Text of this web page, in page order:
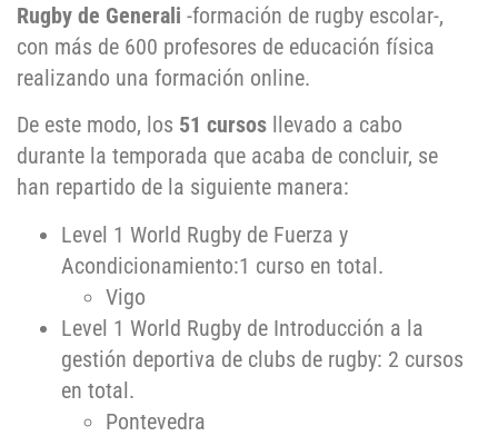
Rugby de Generali -formación de rugby escolar-,
con más de 600 profesores de educación física
realizando una formación online.
De este modo, los 51 cursos llevado a cabo
durante la temporada que acaba de concluir, se
han repartido de la siguiente manera:
Level 1 World Rugby de Fuerza y
Acondicionamiento:1 curso en total.
Vigo
Level 1 World Rugby de Introducción a la
gestión deportiva de clubs de rugby: 2 cursos
en total.
Pontevedra